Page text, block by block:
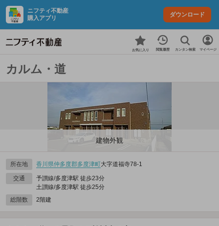
ニフティ不動産
購入アプリ
ダウンロード
お気に入り 閲覧履歴 カンタン検索 マイページ
カルム・道
建物外観
所在地 香川県仲多度郡多度津町大字道福寺78‐1
交通
予讃線/多度津駅 徒歩23分
土讃線/多度津駅 徒歩25分
総階数
2階建